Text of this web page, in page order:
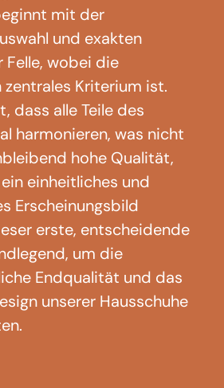
mit der
und exakten
Felle, wobei die
Kriterium ist.
dass alle Teile des
harmonieren, was nicht
hohe Qualität,
einheitliches und
Erscheinungsbild
erste, entscheidende
um die
Endqualität und das
unserer Hausschuhe